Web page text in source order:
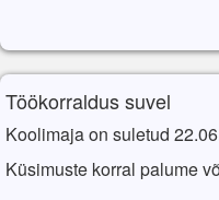
Töökorraldus suvel
Koolimaja on suletud
Küsimuste korral palume